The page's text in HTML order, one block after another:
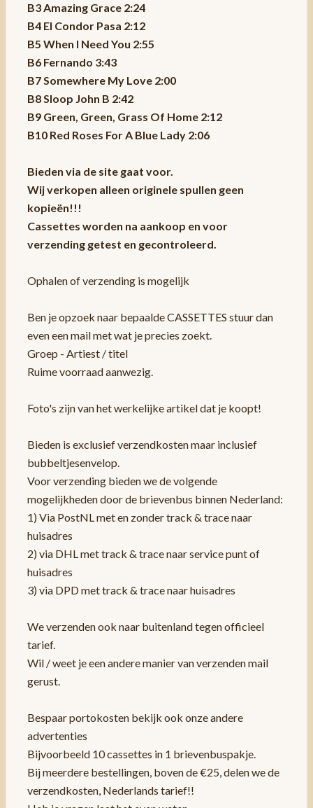
B3 Amazing Grace 2:24
B4 El Condor Pasa 2:12
B5 When I Need You 2:55
B6 Fernando 3:43
B7 Somewhere My Love 2:00
B8 Sloop John B 2:42
B9 Green, Green, Grass Of Home 2:12
B10 Red Roses For A Blue Lady 2:06
Bieden via de site gaat voor.
Wij verkopen alleen originele spullen geen
kopieën!!!
Cassettes worden na aankoop en voor
verzending getest en gecontroleerd.
Ophalen of verzending is mogelijk
Ben je opzoek naar bepaalde CASSETTES stuur dan
even een mail met wat je precies zoekt.
Groep - Artiest / titel
Ruime voorraad aanwezig.
Foto's zijn van het werkelijke artikel dat je koopt!
Bieden is exclusief verzendkosten maar inclusief
bubbeltjesenvelop.
Voor verzending bieden we de volgende
mogelijkheden door de brievenbus binnen Nederland:
1) Via PostNL met en zonder track & trace naar
huisadres
2) via DHL met track & trace naar service punt of
huisadres
3) via DPD met track & trace naar huisadres
We verzenden ook naar buitenland tegen officieel
tarief.
Wil / weet je een andere manier van verzenden mail
gerust.
Bespaar portokosten bekijk ook onze andere
advertenties
Bijvoorbeeld 10 cassettes in 1 brievenbuspakje.
Bij meerdere bestellingen, boven de €25, delen we de
verzendkosten, Nederlands tarief!!